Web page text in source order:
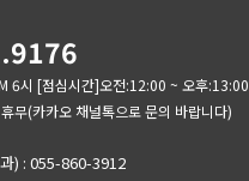
6시 [점심시간]오전:12:00 ~ 오후:13:00
무(카카오 채널톡으로 문의 바랍니다)
) : 055-860-3912